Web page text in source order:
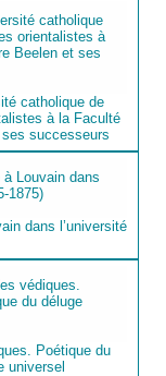
catholique de
à la Faculté
successeurs
dans l’université
Poétique du
universel